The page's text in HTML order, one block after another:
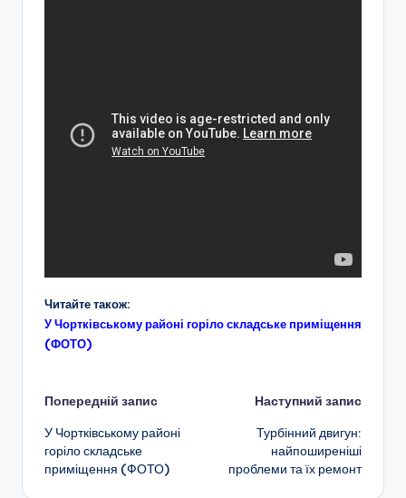
Читайте також:
У Чортківському районі горіло складське приміщення
(ФОТО)
Навігація
по
запису
Попередній запис
У Чортківському районі
горіло складське
приміщення (ФОТО)
Наступний запис
Турбінний двигун:
найпоширеніші
проблеми та їх ремонт